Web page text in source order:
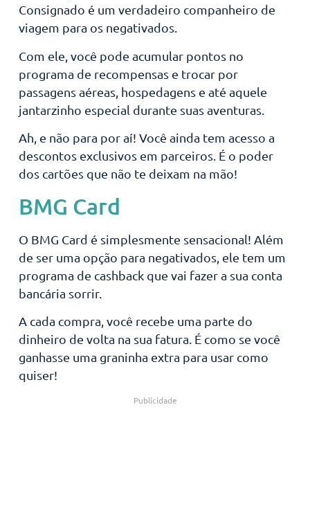
Consignado é um verdadeiro companheiro de
viagem para os negativados.
Com ele, você pode acumular pontos no
programa de recompensas e trocar por
passagens aéreas, hospedagens e até aquele
jantarzinho especial durante suas aventuras.
Ah, e não para por aí! Você ainda tem acesso a
descontos exclusivos em parceiros. É o poder
dos cartões que não te deixam na mão!
BMG Card
O BMG Card é simplesmente sensacional! Além
de ser uma opção para negativados, ele tem um
programa de cashback que vai fazer a sua conta
bancária sorrir.
A cada compra, você recebe uma parte do
dinheiro de volta na sua fatura. É como se você
ganhasse uma graninha extra para usar como
quiser!
Publicidade